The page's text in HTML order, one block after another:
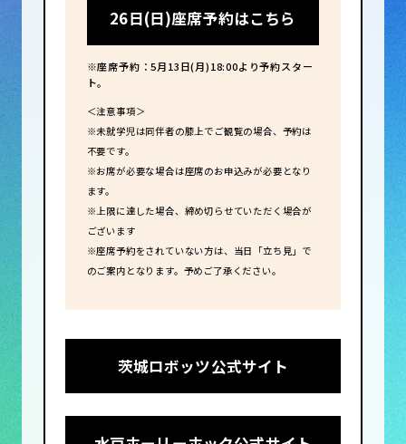
・飲食品類の販売
贈答品を含む飲食品全般。
・趣旨逸脱品類の販売
多数の新品。
当日に他の出店者から買った商品の
転売行為。
・その他の売買や行為
骨董品／高額品／動物／自動車／自
転車やバイク
その他、主催者が不適当と判断した
品目や行為。
人身及び物損事故や盗難等に関して
すべて自己責任・当事者間の責任と
26日(日)座席予約はこちら
※座席予約：5月13日(月)18:00より予約スター
ト。
＜注意事項＞
※未就学児は同伴者の膝上でご観覧の場合、予約は
不要です。
※お席が必要な場合は座席のお申込みが必要となり
ます。
※上限に達した場合、締め切らせていただく場合が
ございます
※座席予約をされていない方は、当日「立ち見」で
のご案内となります。予めご了承ください。
茨城ロボッツ公式サイト